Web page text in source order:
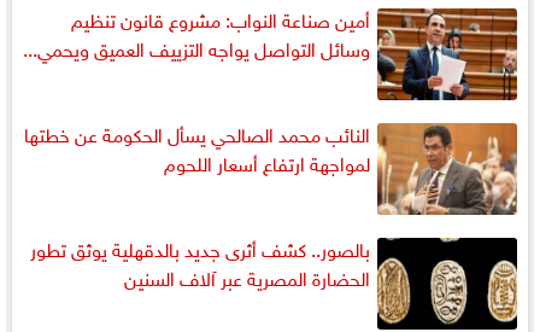
أمين صناعة النواب: مشروع قانون تنظيم
وسائل التواصل يواجه التزييف العميق ويحمي...
النائب محمد الصالحي يسأل الحكومة عن خطتها
لمواجهة ارتفاع أسعار اللحوم
بالصور.. كشف أثرى جديد بالدقهلية يوثق تطور
الحضارة المصرية عبر آلاف السنين